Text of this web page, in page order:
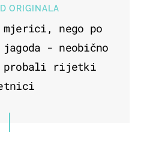
ORIGINALA
mjerici, nego po
- neobično
probali rijetki